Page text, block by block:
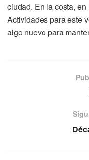
ciudad. En la costa,
Actividades para este
algo nuevo para